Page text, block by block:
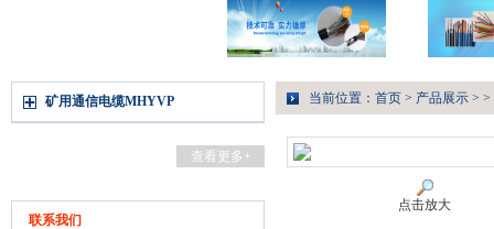
矿用通信电缆MHYVP
查看更多+
联系我们
当前位置： 首页 > 产品展示 > >
点击放大